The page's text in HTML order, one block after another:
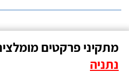
מתקיני פרקטים
נתניה